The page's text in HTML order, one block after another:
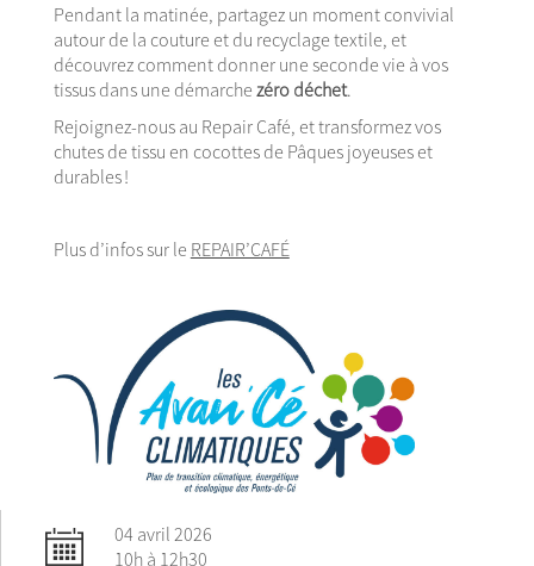
Pendant la matinée, partagez un moment convivial
autour de la couture et du recyclage textile, et
découvrez comment donner une seconde vie à vos
tissus dans une démarche zéro déchet.
Rejoignez-nous au Repair Café, et transformez vos
chutes de tissu en cocottes de Pâques joyeuses et
durables !
Plus d’infos sur le REPAIR’CAFÉ
04 avril 2026
10h à 12h30